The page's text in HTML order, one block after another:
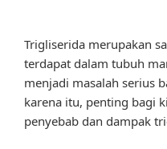
Trigliserida merupakan
terdapat dalam tubuh
menjadi masalah serius
karena itu, penting bagi
penyebab dan dampak